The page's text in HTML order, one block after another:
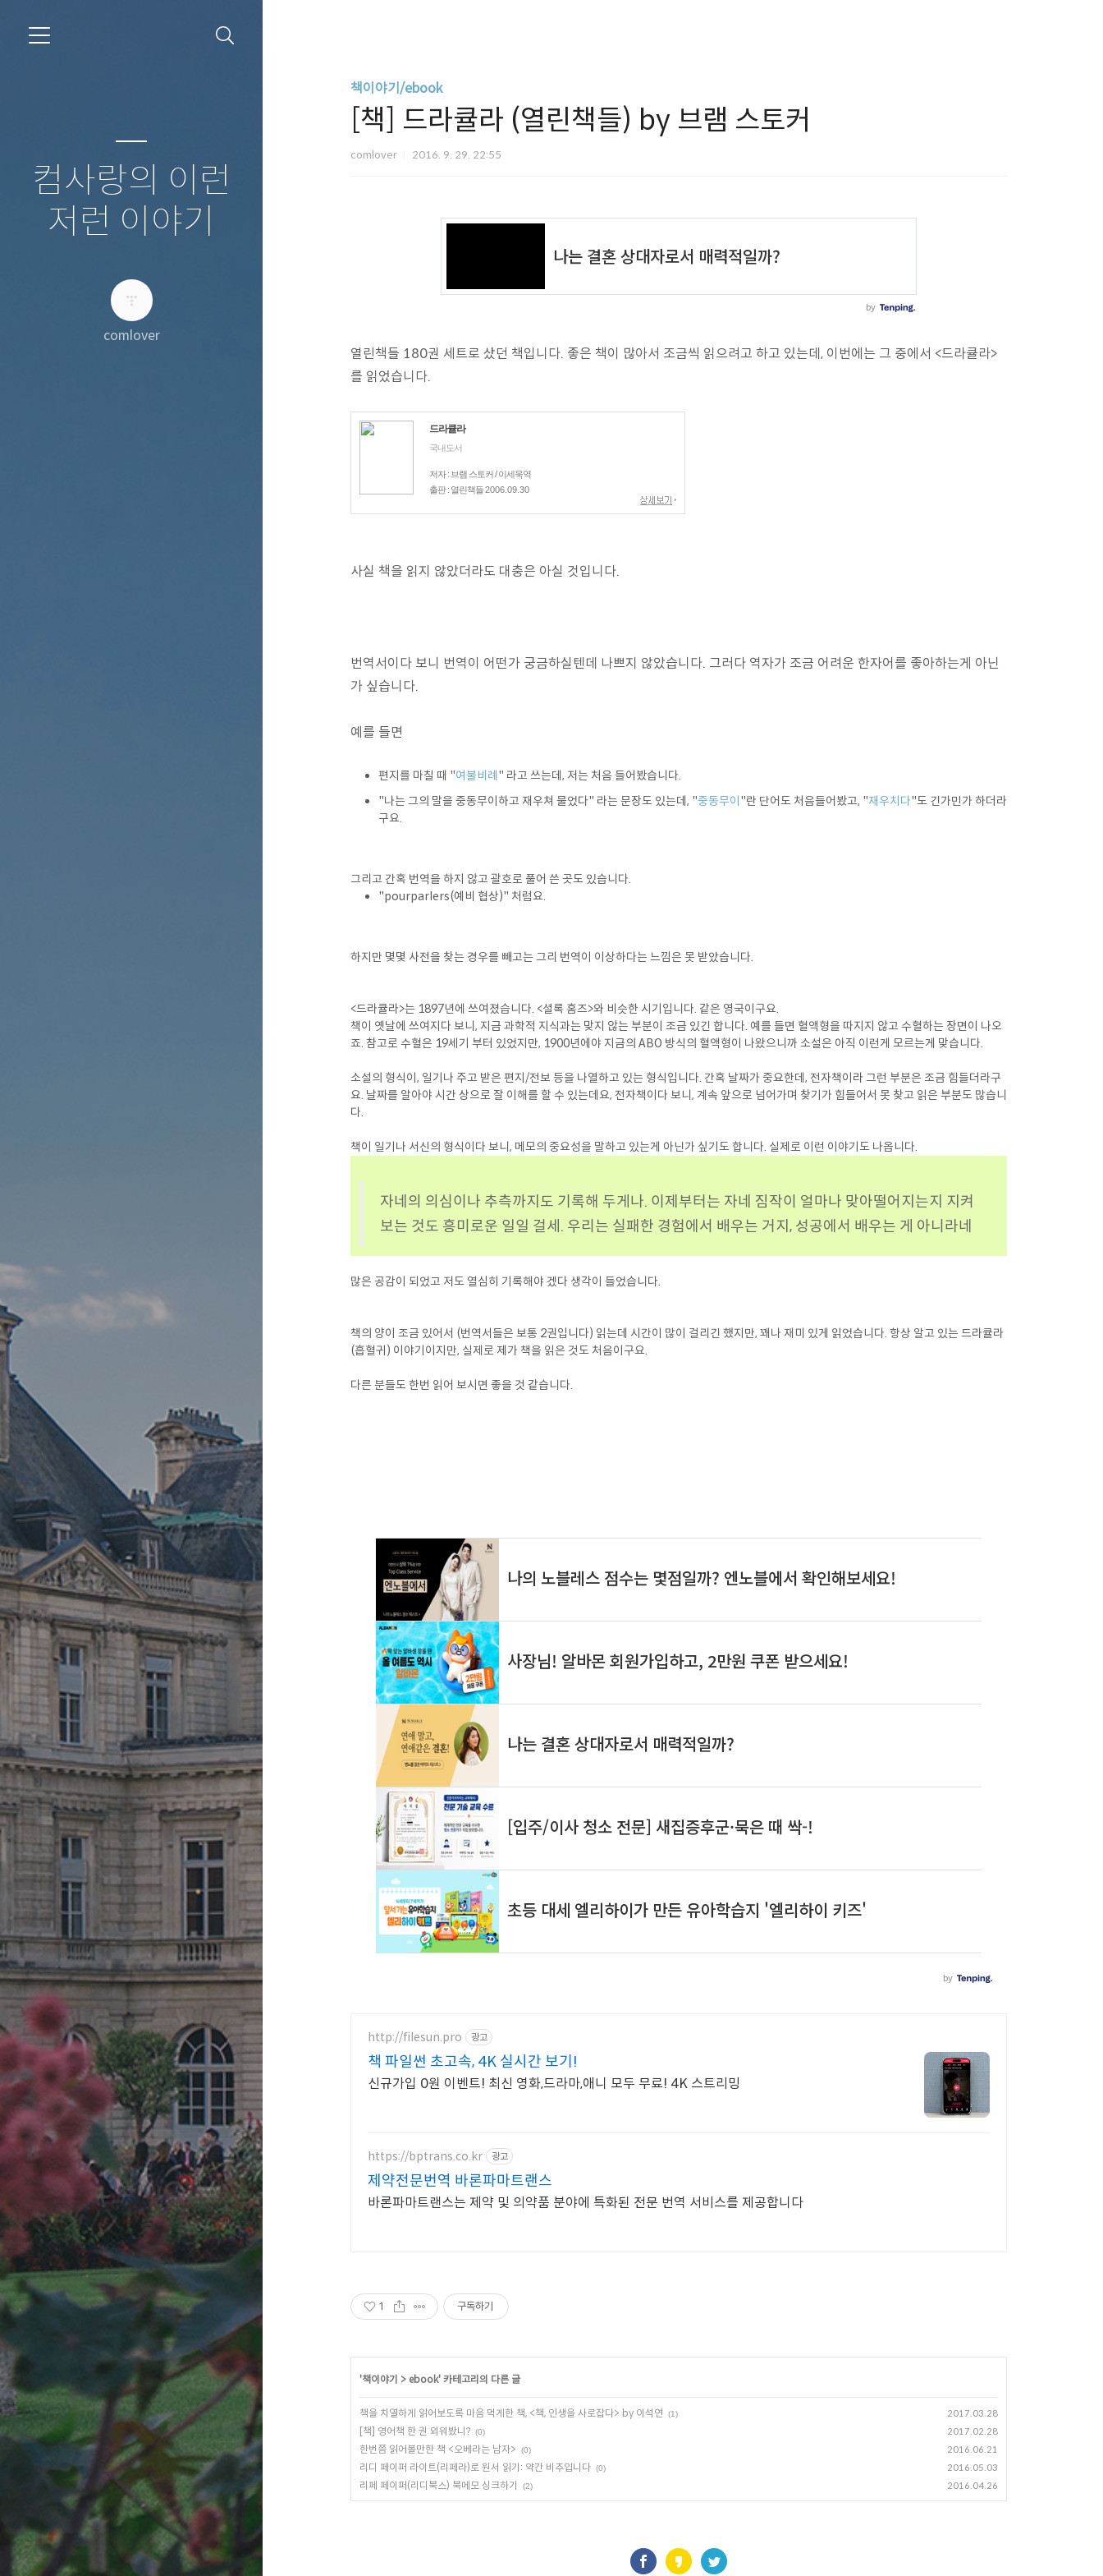
컴사랑의 이런
저런 이야기
comlover
책이야기/ebook
[책] 드라큘라 (열린책들) by 브램 스토커
comlover 2016. 9. 29. 22:55
열린책들 180권 세트로 샀던 책입니다. 좋은 책이 많아서 조금씩 읽으려고 하고 있는데, 이번에는 그 중에서 <드라큘라>
를 읽었습니다.
드라큘라
국내도서
저자 : 브램 스토커 / 이세욱역
출판 : 열린책들2006.09.30
사실 책을 읽지 않았더라도 대충은 아실 것입니다.
번역서이다 보니 번역이 어떤가 궁금하실텐데 나쁘지 않았습니다. 그러다 역자가 조금 어려운 한자어를 좋아하는게 아닌
가 싶습니다.
예를 들면
편지를 마칠 때 "여불비례" 라고 쓰는데, 저는 처음 들어봤습니다.
"나는 그의 말을 중동무이하고 재우쳐 물었다" 라는 문장도 있는데, "중동무이"란 단어도 처음들어봤고, "재우치다"도 긴가민가 하더라
구요.
그리고 간혹 번역을 하지 않고 괄호로 풀어 쓴 곳도 있습니다.
"pourparlers(예비 협상)" 처럼요.
하지만 몇몇 사전을 찾는 경우를 빼고는 그리 번역이 이상하다는 느낌은 못 받았습니다.
<드라큘라>는 1897년에 쓰여졌습니다. <셜록 홈즈>와 비슷한 시기입니다. 같은 영국이구요.
책이 옛날에 쓰여지다 보니, 지금 과학적 지식과는 맞지 않는 부분이 조금 있긴 합니다. 예를 들면 혈액형을 따지지 않고 수혈하는 장면이 나오
죠. 참고로 수혈은 19세기 부터 있었지만, 1900년에야 지금의 ABO 방식의 혈액형이 나왔으니까 소설은 아직 이런게 모르는게 맞습니다.
소설의 형식이, 일기나 주고 받은 편지/전보 등을 나열하고 있는 형식입니다. 간혹 날짜가 중요한데, 전자책이라 그런 부분은 조금 힘들더라구
요. 날짜를 알아야 시간 상으로 잘 이해를 할 수 있는데요, 전자책이다 보니, 계속 앞으로 넘어가며 찾기가 힘들어서 못 찾고 읽은 부분도 많습니
다.
책이 일기나 서신의 형식이다 보니, 메모의 중요성을 말하고 있는게 아닌가 싶기도 합니다. 실제로 이런 이야기도 나옵니다.
자네의 의심이나 추측까지도 기록해 두게나. 이제부터는 자네 짐작이 얼마나 맞아떨어지는지 지켜
보는 것도 흥미로운 일일 걸세. 우리는 실패한 경험에서 배우는 거지, 성공에서 배우는 게 아니라네
많은 공감이 되었고 저도 열심히 기록해야 겠다 생각이 들었습니다.
책의 양이 조금 있어서 (번역서들은 보통 2권입니다) 읽는데 시간이 많이 걸리긴 했지만, 꽤나 재미 있게 읽었습니다. 항상 알고 있는 드라큘라
(흡혈귀) 이야기이지만, 실제로 제가 책을 읽은 것도 처음이구요.
다른 분들도 한번 읽어 보시면 좋을 것 같습니다.
http://filesun.pro 광고
책 파일썬 초고속, 4K 실시간 보기!
신규가입 0원 이벤트! 최신 영화,드라마,애니 모두 무료! 4K 스트리밍
https://bptrans.co.kr 광고
제약전문번역 바론파마트랜스
바론파마트랜스는 제약 및 의약품 분야에 특화된 전문 번역 서비스를 제공합니다
1 구독하기
'책이야기 > ebook' 카테고리의 다른 글
책을 치열하게 읽어보도록 마음 먹게한 책, <책, 인생을 사로잡다> by 이석연 (1) 2017.03.28
[책] 영어책 한 권 외워봤니? (0) 2017.02.28
한번쯤 읽어볼만한 책 <오베라는 남자> (0) 2016.06.21
리디 페이퍼 라이트(리페라)로 원서 읽기: 약간 비추입니다 (0) 2016.05.03
리페 페이퍼(리디북스) 북메모 싱크하기 (2) 2016.04.26